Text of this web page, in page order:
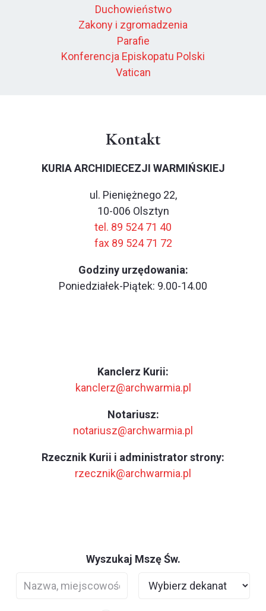
Duchowieństwo
Zakony i zgromadzenia
Parafie
Konferencja Episkopatu Polski
Vatican
Kontakt
KURIA ARCHIDIECEZJI WARMIŃSKIEJ
ul. Pieniężnego 22,
10-006 Olsztyn
tel. 89 524 71 40
fax 89 524 71 72
Godziny urzędowania:
Poniedziałek-Piątek: 9.00-14.00
Kanclerz Kurii:
kanclerz@archwarmia.pl
Notariusz:
notariusz@archwarmia.pl
Rzecznik Kurii i administrator strony:
rzecznik@archwarmia.pl
Wyszukaj Mszę Św.